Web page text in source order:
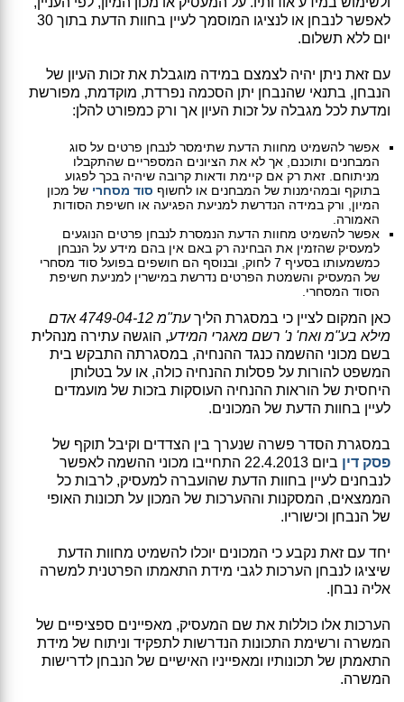
לאפשר לנבחן או לנציגו המוסמך לעיין בחוות הדעת בתוך 30
יום ללא תשלום.
עם זאת ניתן יהיה לצמצם במידה מוגבלת את זכות העיון של
הנבחן, בתנאי שהנבחן יתן הסכמה נפרדת, מוקדמת, מפורשת
ומדעת לכל מגבלה על זכות העיון אך ורק כמפורט להלן:
אפשר להשמיט מחוות הדעת שתימסר לנבחן פרטים על סוג
המבחנים ותוכנם, אך לא את הציונים המספריים שהתקבלו
מניתוחם. זאת רק אם קיימת ודאות קרובה שיהיה בכך לפגוע
בתוקף ובמהימנות של המבחנים או לחשוף סוד מסחרי של מכון
המיון, ורק במידה הנדרשת למניעת הפגיעה או חשיפת הסודות
האמורה.
אפשר להשמיט מחוות הדעת הנמסרת לנבחן פרטים הנוגעים
למעסיק שהזמין את הבחינה רק באם אין בהם מידע על הנבחן
כמשמעותו בסעיף 7 לחוק, ובנוסף הם חושפים בפועל סוד מסחרי
של המעסיק והשמטת הפרטים נדרשת במישרין למניעת חשיפת
הסוד המסחרי.
כאן המקום לציין כי במסגרת הליך
עת"מ 4749-04-12 אדם
מילא בע"מ ואח' נ' רשם מאגרי המידע, הוגשה עתירה מנהלית
בשם מכוני ההשמה כנגד ההנחיה, במסגרתה התבקש בית
המשפט להורות על פסלות ההנחיה כולה, או על בטלותן
היחסית של הוראות ההנחיה העוסקות בזכות של מועמדים
לעיין בחוות הדעת של המכונים.
במסגרת הסדר פשרה שנערך בין הצדדים וקיבל תוקף של
פסק דין
ביום 22.4.2013 התחייבו מכוני ההשמה לאפשר
לנבחנים לעיין בחוות הדעת שהועברה למעסיק, לרבות כל
הממצאים, המסקנות וההערכות של המכון על תכונות האופי
של הנבחן וכישוריו.
יחד עם זאת נקבע כי המכונים יוכלו להשמיט מחוות הדעת
שיציגו לנבחן הערכות לגבי מידת התאמתו הפרטנית למשרה
אליה נבחן.
הערכות אלו כוללות את שם המעסיק, מאפיינים ספציפיים של
המשרה ורשימת התכונות הנדרשות לתפקיד וניתוח של מידת
התאמתן של תכונותיו ומאפייניו האישיים של הנבחן לדרישות
המשרה.